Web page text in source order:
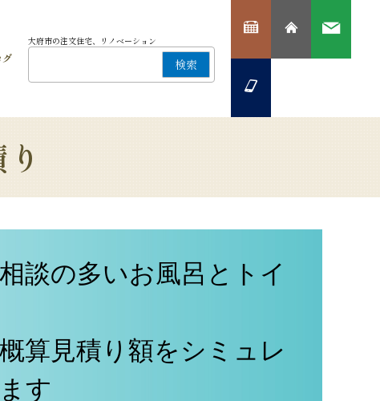
グ
大府市の注文住宅、リノベーション
検索
談の多いお風呂とトイ
算見積り額をシミュレ
す